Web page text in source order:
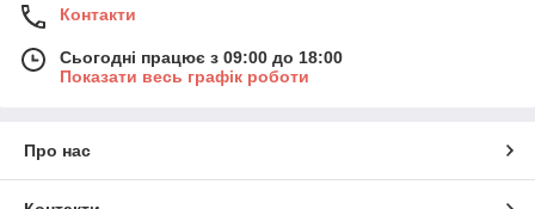
Контакти
Сьогодні працює з 09:00 до 18:00
Показати весь графік роботи
Про нас